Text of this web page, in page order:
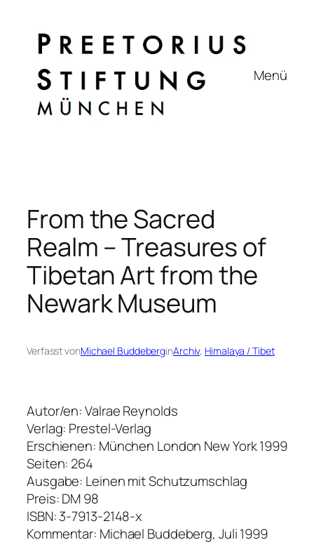
springen
Menü
From the Sacred
Realm – Treasures of
Tibetan Art from the
Newark Museum
Verfasst vonMichael BuddeberginArchiv, Himalaya / Tibet
Autor/en: Valrae Reynolds
Verlag: Prestel-Verlag
Erschienen: München London New York 1999
Seiten: 264
Ausgabe: Leinen mit Schutzumschlag
Preis: DM 98
ISBN: 3-7913-2148-x
Kommentar: Michael Buddeberg, Juli 1999